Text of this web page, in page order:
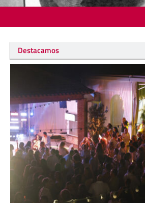
Destacamos